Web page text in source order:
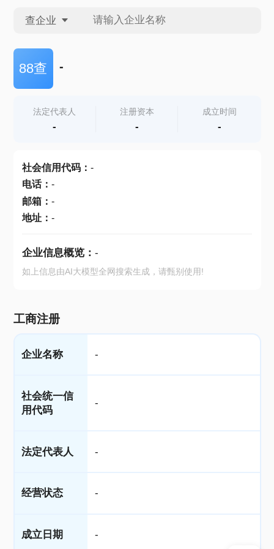
查企业
查企业
查产地
88查 -
法定代表人
-
注册资本
-
成立时间
-
社会信用代码： -
电话： -
邮箱： -
地址： -
企业信息概览： -
如上信息由AI大模型全网搜索生成，请甄别使用!
工商注册
企业名称 -
社会统一信
用代码
-
法定代表人 -
经营状态 -
成立日期 -